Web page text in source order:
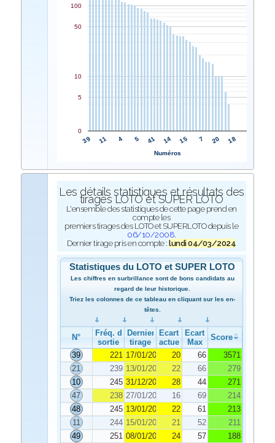
39 11 4 5 41 14 15 7 20 18
0
5
10
50
100
Numéros
Les détails statistiques et résultats des
tirages LOTO et SUPER LOTO
L'ensemble des statistiques de cette page prend en
compte les
premiers tirages des LOTO et SUPERLOTO depuis le
06/10/2008.
Dernier tirage pris en compte :lundi 04/03/2024
Statistiques du LOTO et SUPER LOTO
Les chiffres en surbrillance sont de bons candidats au
regard de leur historique.
Triez les colonnes de ce tableau en cliquant sur les en-
têtes.
N°
Fréq. de
sortie
Dernier
tirage
Ecart
actuel
Ecart
Max
Score
39
221 17/01/2024 20 66
3571
21
239 13/01/2024 22 66
279
10
245 31/12/2023 28 44
271
47
238 27/01/2024 16 69
214
48
245 13/01/2024 22 61
213
11
244 15/01/2024 21 52
211
49
251 08/01/2024 24 57
188